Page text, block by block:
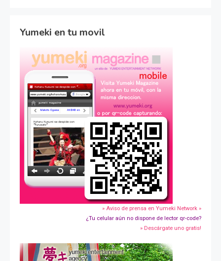
Yumeki en tu movil
» Aviso de prensa en Yumeki Network »
¿Tu celular aún no dispone de lector qr-code?
» Descárgate uno gratis!